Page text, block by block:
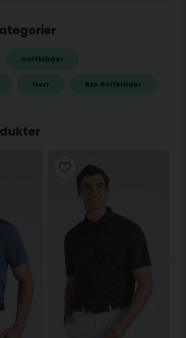
polyester Recycled, 6% elastane.
om denna produkten...
min fråga
Golfkläder
Herr REA Golfkläder